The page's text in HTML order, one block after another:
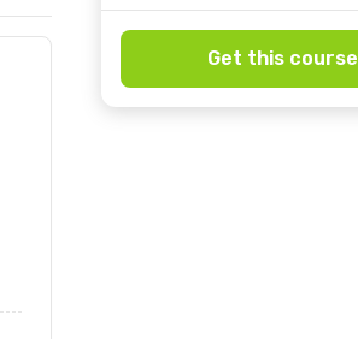
Get this course